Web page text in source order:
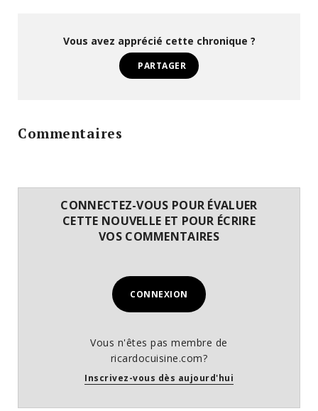
Vous avez apprécié cette chronique ?
PARTAGER
Commentaires
CONNECTEZ-VOUS POUR ÉVALUER
CETTE NOUVELLE ET POUR ÉCRIRE
VOS COMMENTAIRES
CONNEXION
Vous n'êtes pas membre de
ricardocuisine.com?
Inscrivez-vous dès aujourd'hui